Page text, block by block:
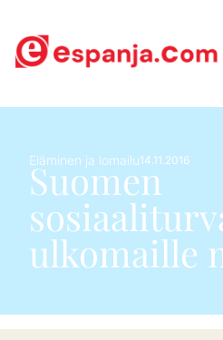
Eläminen ja lomailu14.11.2016
Suomen
ulkomaille